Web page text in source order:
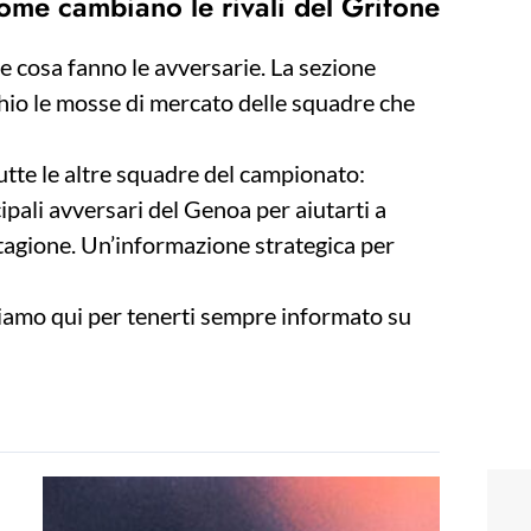
cosa fanno le avversarie. La sezione
le mosse di mercato delle squadre che
le altre squadre del campionato:
avversari del Genoa per aiutarti a
Un’informazione strategica per
qui per tenerti sempre informato su